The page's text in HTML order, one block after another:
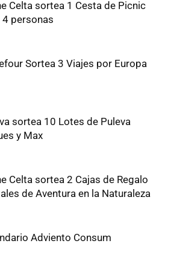
Celta sortea 1 Cesta de Picnic
4 personas
Sortea 3 Viajes por Europa
sortea 10 Lotes de Puleva
y Max
Celta sortea 2 Cajas de Regalo
de Aventura en la Naturaleza
Adviento Consum